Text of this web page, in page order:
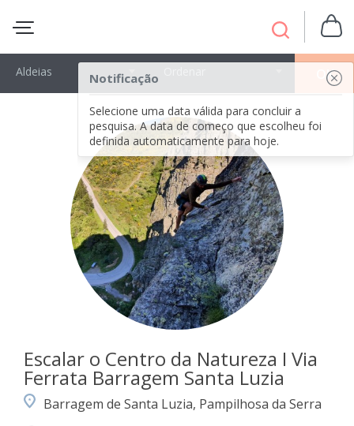
Notificação
Selecione uma data válida para concluir a
pesquisa. A data de começo que escolheu foi
definida automaticamente para hoje.
OK
Aldeias
Escalar o Centro da Natureza I Via
Ferrata Barragem Santa Luzia
Barragem de Santa Luzia, Pampilhosa da Serra